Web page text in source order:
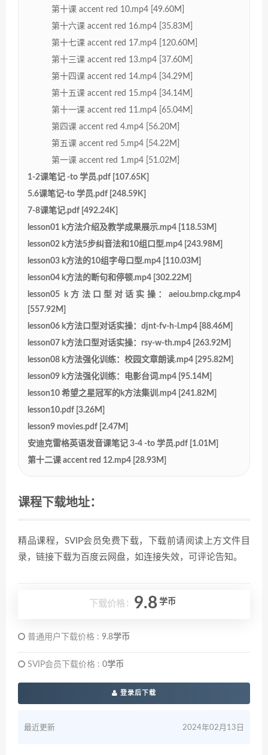
第十课 accent red 10.mp4 [49.60M]
第十六课 accent red 16.mp4 [35.83M]
第十七课 accent red 17.mp4 [120.60M]
第十三课 accent red 13.mp4 [37.60M]
第十四课 accent red 14.mp4 [34.29M]
第十五课 accent red 15.mp4 [34.14M]
第十一课 accent red 11.mp4 [65.04M]
第四课 accent red 4.mp4 [56.20M]
第五课 accent red 5.mp4 [54.22M]
第一课 accent red 1.mp4 [51.02M]
1-2课笔记 -to 学员.pdf [107.65K]
5.6课笔记-to 学员.pdf [248.59K]
7-8课笔记.pdf [492.24K]
lesson01 k方法介绍及教学成果展示.mp4 [118.53M]
lesson02 k方法5步纠音法和10组口型.mp4 [243.98M]
lesson03 k方法的10组字母口型.mp4 [110.03M]
lesson04 k方法的断句和停顿.mp4 [302.22M]
lesson05 k方法口型对话实操：aeiou.bmp.ckg.mp4
[557.92M]
lesson06 k方法口型对话实操：djnt-fv-h-l.mp4 [88.46M]
lesson07 k方法口型对话实操：rsy-w-th.mp4 [263.92M]
lesson08 k方法强化训练：校园文章朗读.mp4 [295.82M]
lesson09 k方法强化训练：电影台词.mp4 [95.14M]
lesson10 希望之星冠军的k方法集训.mp4 [241.82M]
lesson10.pdf [3.26M]
lesson9 movies.pdf [2.47M]
安迪克雷格英语发音课笔记 3-4 -to 学员.pdf [1.01M]
第十二课 accent red 12.mp4 [28.93M]
课程下载地址：
精品课程，SVIP会员免费下载，下载前请阅读上方文件目
录，链接下载为百度云网盘，如连接失效，可评论告知。
下载价格： 9.8 学币
普通用户下载价格 : 9.8学币
SVIP会员下载价格 : 0学币
登录后下载
最近更新 2024年02月13日